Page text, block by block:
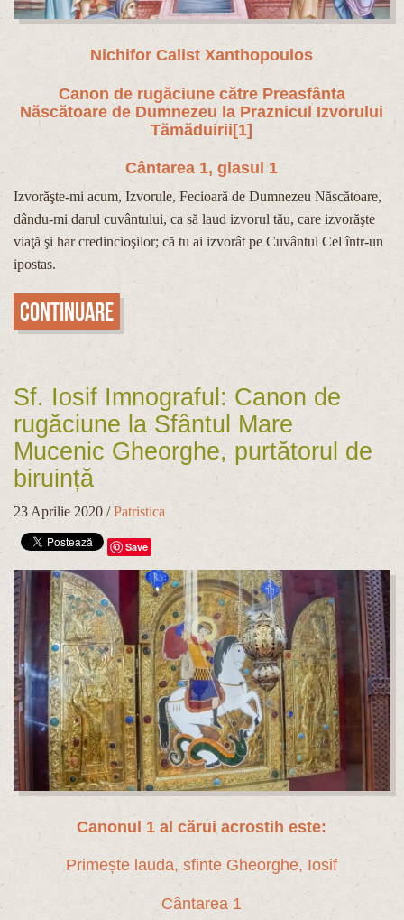
Nichifor Calist Xanthopoulos
Canon de rugăciune către Preasfânta
Născătoare de Dumnezeu la Praznicul Izvorului
Tămăduirii[1]
Cântarea 1, glasul 1
Izvorăşte-mi acum, Izvorule, Fecioară de Dumnezeu Născă­toare,
dându-mi darul cuvântu­lui, ca să laud izvorul tău, care izvorăşte
viaţă şi har credincioşilor; că tu ai izvorât pe Cuvântul Cel într-un
ipostas.
Continuare
Sf. Iosif Imnograful: Canon de
rugăciune la Sfântul Mare
Mucenic Gheorghe, purtătorul de
biruință
23 Aprilie 2020 /Patristica
Save
Canonul 1 al cărui acrostih este:
Primește lauda, sfinte Gheorghe, Iosif
Cântarea 1